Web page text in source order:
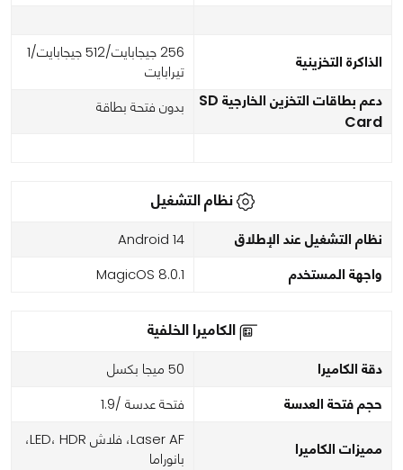
الذاكرة التخزينية
256 جيجابايت/512 جيجابايت/1
تيرابايت
دعم بطاقات التخزين الخارجية SD
Card
بدون فتحة بطاقة
نظام التشغيل
نظام التشغيل عند الإطلاق Android 14
واجهة المستخدم MagicOS 8.0.1
الكاميرا الخلفية
دقة الكاميرا 50 ميجا بكسل
حجم فتحة العدسة فتحة عدسة /1.9
مميزات الكاميرا
Laser AF، فلاش LED، HDR،
بانوراما